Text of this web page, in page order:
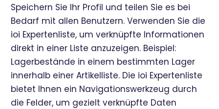
Speichern Sie Ihr Profil und teilen Sie es bei
Bedarf mit allen Benutzern. Verwenden Sie die
ioi Expertenliste, um verknüpfte Informationen
direkt in einer Liste anzuzeigen. Beispiel:
Lagerbestände in einem bestimmten Lager
innerhalb einer Artikelliste. Die ioi Expertenliste
bietet Ihnen ein Navigationswerkzeug durch
die Felder, um gezielt verknüpfte Daten